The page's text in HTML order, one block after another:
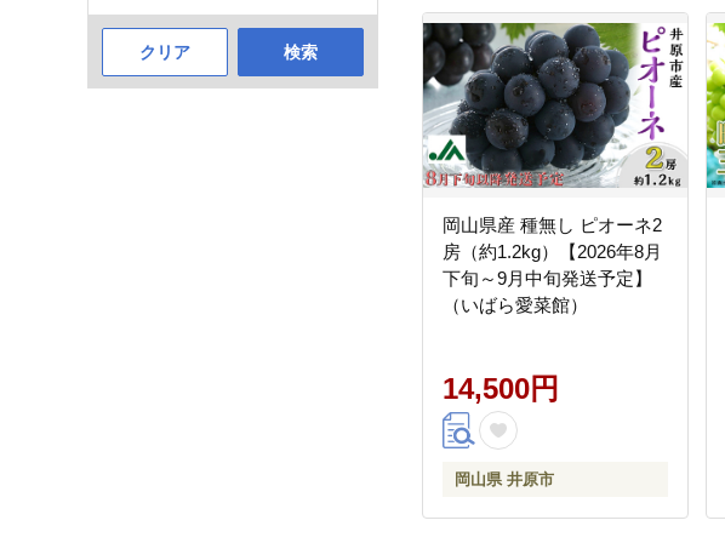
クリア 検索
岡山県産 種無し ピオーネ2
房（約1.2kg）【2026年8月
下旬～9月中旬発送予定】
（いばら愛菜館）
14,500円
岡山県 井原市